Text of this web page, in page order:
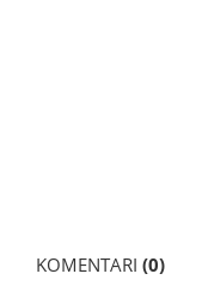
KOMENTARI (0)